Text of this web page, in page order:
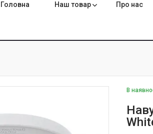
Головна Наш товар Про нас
В